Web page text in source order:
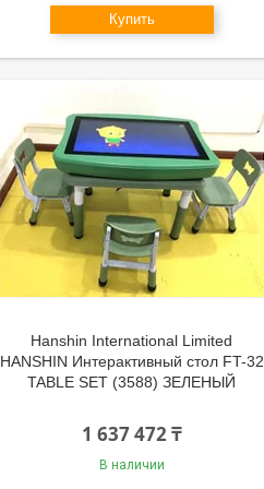
Купить
Hanshin International Limited
HANSHIN Интерактивный стол FT-32
TABLE SET (3588) ЗЕЛЕНЫЙ
1 637 472 ₸
В наличии